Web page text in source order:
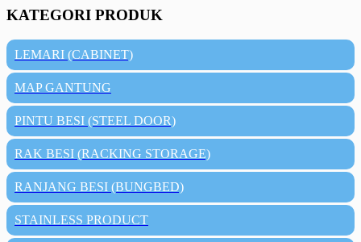
KATEGORI PRODUK
LEMARI (CABINET)
MAP GANTUNG
PINTU BESI (STEEL DOOR)
RAK BESI (RACKING STORAGE)
RANJANG BESI (BUNGBED)
STAINLESS PRODUCT